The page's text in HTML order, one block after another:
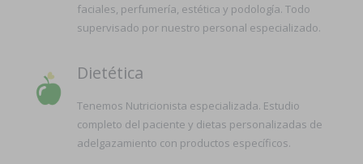
faciales, perfumería, estética y podología. Todo
supervisado por nuestro personal especializado.
Dietética
Tenemos Nutricionista especializada. Estudio
completo del paciente y dietas personalizadas de
adelgazamiento con productos específicos.